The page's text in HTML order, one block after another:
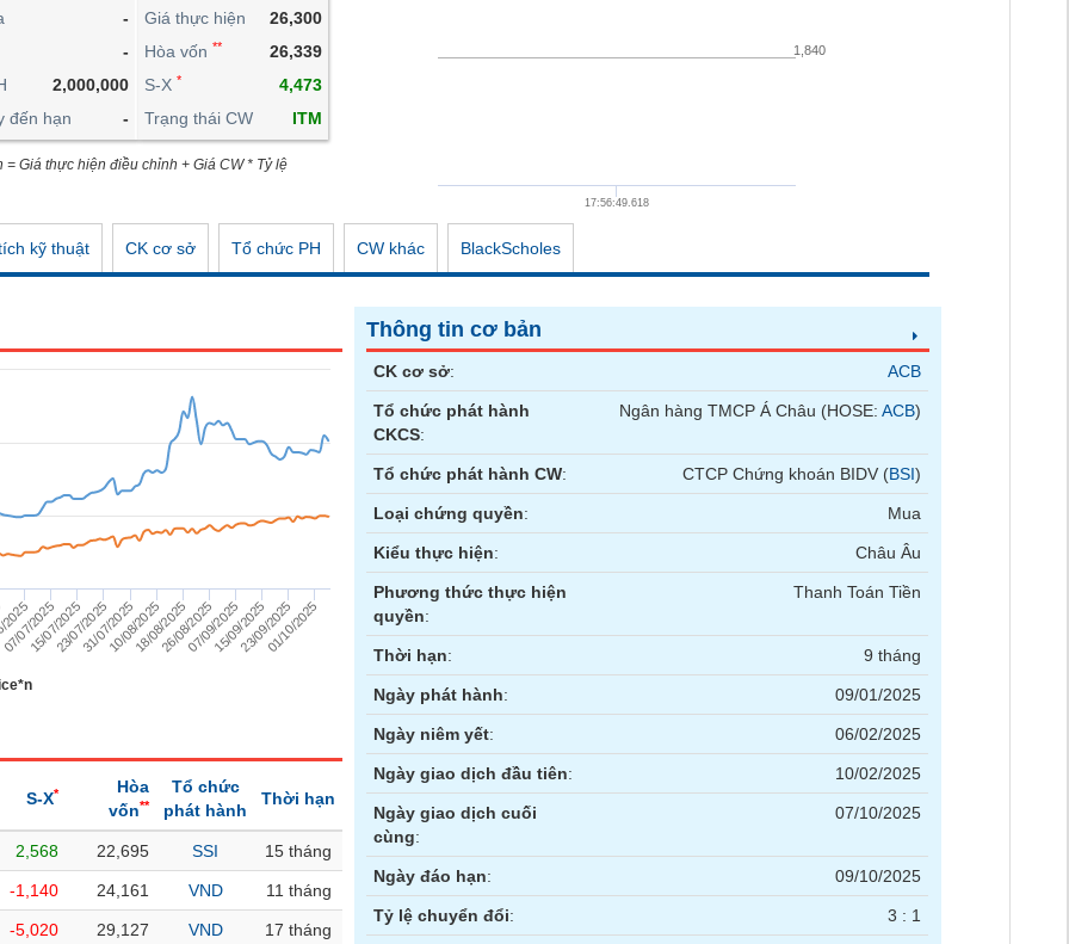
-
-
2,000,000
đến hạn
-
Giá thực hiện
26,300
Hòa vốn **
26,339
S-X *
4,473
Trạng thái CW
ITM
Giá thực hiện điều chỉnh + Giá CW * Tỷ lệ
17:56:49.618
1,840
kỹ thuật CK cơ sở Tổ chức PH CW khác BlackScholes
07/07/202515/07/202523/07/202531/07/202510/08/202518/08/202526/08/202507/09/202515/09/202523/09/2025
01/10/2025
S-X*
Hòa
vốn**
Tổ chức
phát hành
Thời hạn
2,568 22,695 SSI 15 tháng
-1,140 24,161 VND 11 tháng
-5,020 29,127 VND 17 tháng
Thông tin cơ bản
CK cơ sở: ACB
Tổ chức phát hành
CKCS:
Ngân hàng TMCP Á Châu (HOSE:ACB)
Tổ chức phát hành CW: CTCP Chứng khoán BIDV (BSI)
Loại chứng quyền: Mua
Kiểu thực hiện: Châu Âu
Phương thức thực hiện
quyền:
Thanh Toán Tiền
Thời hạn: 9 tháng
Ngày phát hành: 09/01/2025
Ngày niêm yết: 06/02/2025
Ngày giao dịch đầu tiên: 10/02/2025
Ngày giao dịch cuối
cùng:
07/10/2025
Ngày đáo hạn: 09/10/2025
Tỷ lệ chuyển đổi: 3 : 1
TRÁI PHIẾU
CÔNG CỤ ĐẦU TƯ
XUẤT DỮ LIỆU
TIN MỚI
Hợp đồng tương lai Trái phiếu